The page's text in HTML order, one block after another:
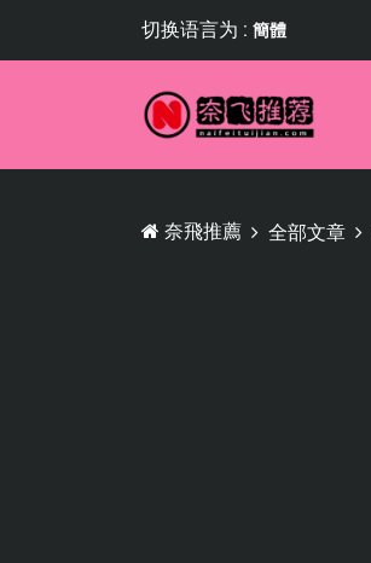
切换语言为 : 簡體
奈飛推薦 全部文章